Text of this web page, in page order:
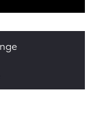
ELEKTRISCH